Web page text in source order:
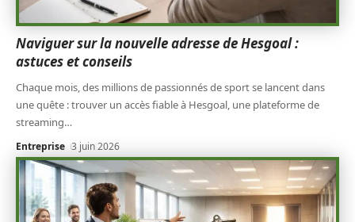
Naviguer sur la nouvelle adresse de Hesgoal :
astuces et conseils
Chaque mois, des millions de passionnés de sport se lancent dans
une quête : trouver un accès fiable à Hesgoal, une plateforme de
streaming…
Entreprise 3 juin 2026